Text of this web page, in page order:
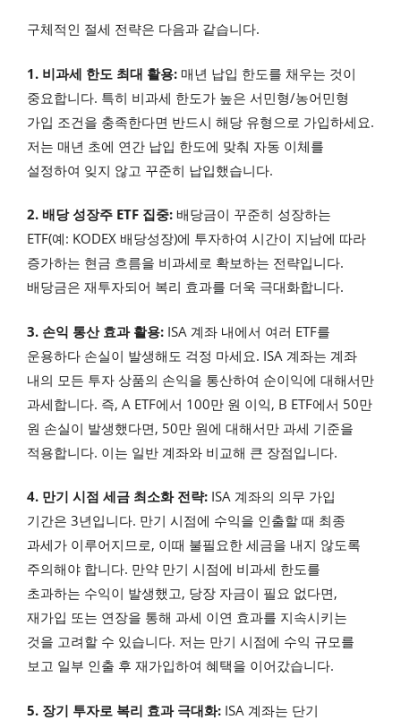
구체적인 절세 전략은 다음과 같습니다.
1. 비과세 한도 최대 활용: 매년 납입 한도를 채우는 것이
중요합니다. 특히 비과세 한도가 높은 서민형/농어민형
가입 조건을 충족한다면 반드시 해당 유형으로 가입하세요.
저는 매년 초에 연간 납입 한도에 맞춰 자동 이체를
설정하여 잊지 않고 꾸준히 납입했습니다.
2. 배당 성장주 ETF 집중: 배당금이 꾸준히 성장하는
ETF(예: KODEX 배당성장)에 투자하여 시간이 지남에 따라
증가하는 현금 흐름을 비과세로 확보하는 전략입니다.
배당금은 재투자되어 복리 효과를 더욱 극대화합니다.
3. 손익 통산 효과 활용: ISA 계좌 내에서 여러 ETF를
운용하다 손실이 발생해도 걱정 마세요. ISA 계좌는 계좌
내의 모든 투자 상품의 손익을 통산하여 순이익에 대해서만
과세합니다. 즉, A ETF에서 100만 원 이익, B ETF에서 50만
원 손실이 발생했다면, 50만 원에 대해서만 과세 기준을
적용합니다. 이는 일반 계좌와 비교해 큰 장점입니다.
4. 만기 시점 세금 최소화 전략: ISA 계좌의 의무 가입
기간은 3년입니다. 만기 시점에 수익을 인출할 때 최종
과세가 이루어지므로, 이때 불필요한 세금을 내지 않도록
주의해야 합니다. 만약 만기 시점에 비과세 한도를
초과하는 수익이 발생했고, 당장 자금이 필요 없다면,
재가입 또는 연장을 통해 과세 이연 효과를 지속시키는
것을 고려할 수 있습니다. 저는 만기 시점에 수익 규모를
보고 일부 인출 후 재가입하여 혜택을 이어갔습니다.
5. 장기 투자로 복리 효과 극대화: ISA 계좌는 단기